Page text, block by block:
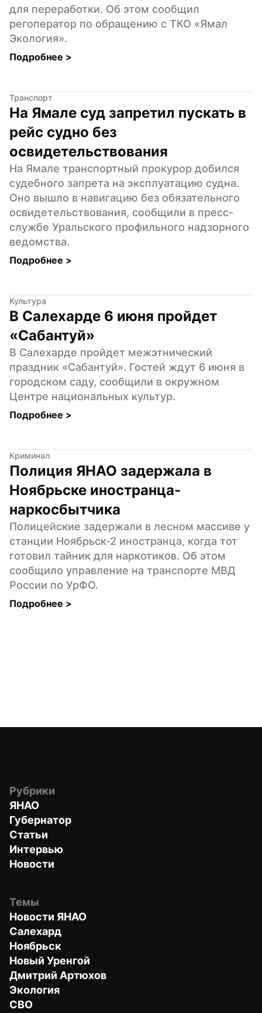
для переработки. Об этом сообщил
регоператор по обращению с ТКО «Ямал
Экология».
Подробнее >
Транспорт
На Ямале суд запретил пускать в
рейс судно без
освидетельствования
На Ямале транспортный прокурор добился
судебного запрета на эксплуатацию судна.
Оно вышло в навигацию без обязательного
освидетельствования, сообщили в пресс-
службе Уральского профильного надзорного
ведомства.
Подробнее >
Культура
В Салехарде 6 июня пройдет
«Сабантуй»
В Салехарде пройдет межэтнический
праздник «Сабантуй». Гостей ждут 6 июня в
городском саду, сообщили в окружном
Центре национальных культур.
Подробнее >
Криминал
Полиция ЯНАО задержала в
Ноябрьске иностранца-
наркосбытчика
Полицейские задержали в лесном массиве у
станции Ноябрьск-2 иностранца, когда тот
готовил тайник для наркотиков. Об этом
сообщило управление на транспорте МВД
России по УрФО.
Подробнее >
Рубрики
ЯНАО
Губернатор
Статьи
Интервью
Новости
Темы
Новости ЯНАО
Салехард
Ноябрьск
Новый Уренгой
Дмитрий Артюхов
Экология
СВО